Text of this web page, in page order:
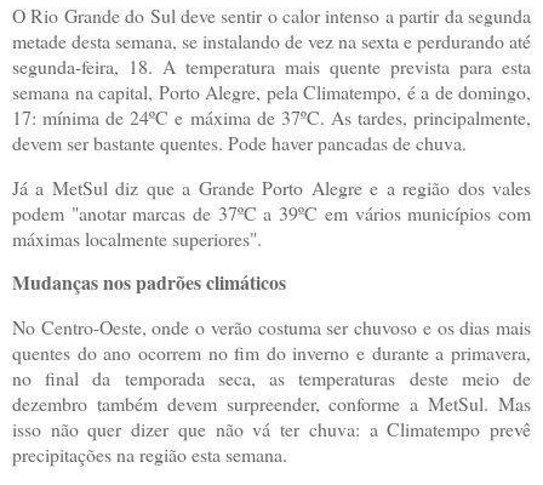
O Rio Grande do Sul deve sentir o calor intenso a partir da segunda
metade desta semana, se instalando de vez na sexta e perdurando até
segunda-feira, 18. A temperatura mais quente prevista para esta
semana na capital, Porto Alegre, pela Climatempo, é a de domingo,
17: mínima de 24ºC e máxima de 37ºC. As tardes, principalmente,
devem ser bastante quentes. Pode haver pancadas de chuva.
Já a MetSul diz que a Grande Porto Alegre e a região dos vales
podem "anotar marcas de 37ºC a 39ºC em vários municípios com
máximas localmente superiores".
Mudanças nos padrões climáticos
No Centro-Oeste, onde o verão costuma ser chuvoso e os dias mais
quentes do ano ocorrem no fim do inverno e durante a primavera,
no final da temporada seca, as temperaturas deste meio de
dezembro também devem surpreender, conforme a MetSul. Mas
isso não quer dizer que não vá ter chuva: a Climatempo prevê
precipitações na região esta semana.